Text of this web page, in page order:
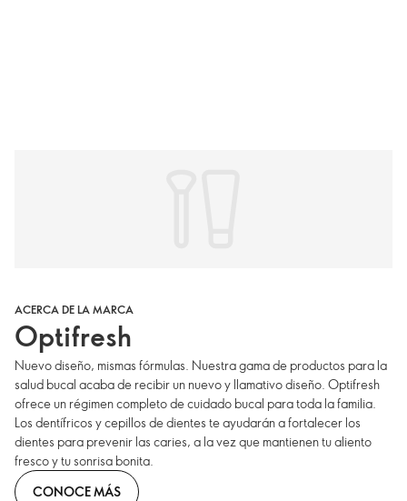
ACERCA DE LA MARCA
Optifresh
Nuevo diseño, mismas fórmulas. Nuestra gama de productos para la
salud bucal acaba de recibir un nuevo y llamativo diseño. Optifresh
ofrece un régimen completo de cuidado bucal para toda la familia.
Los dentífricos y cepillos de dientes te ayudarán a fortalecer los
dientes para prevenir las caries, a la vez que mantienen tu aliento
fresco y tu sonrisa bonita.
CONOCE MÁS